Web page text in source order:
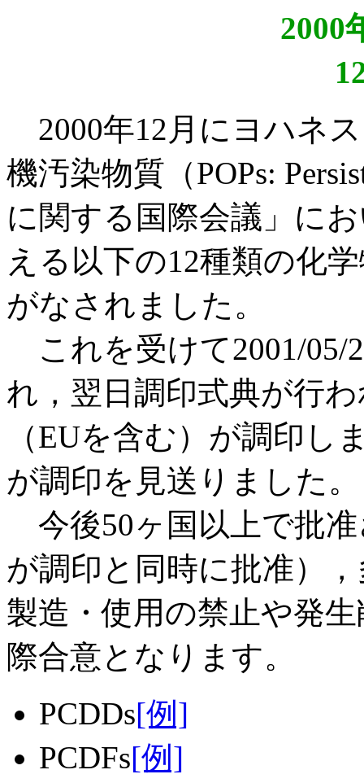
2000
2000年12月にヨハネ
機汚染物質（POPs:
に関する国際会議」に
える以下の12種類の化
がなされました。
これを受けて2001/05/
れ，翌日調印式典が行
（EUを含む）が調印し
が調印を見送りました。
今後50ヶ国以上で批
が調印と同時に批准）
製造・使用の禁止や発
際合意となります。
PCDDs[例]
PCDFs[例]